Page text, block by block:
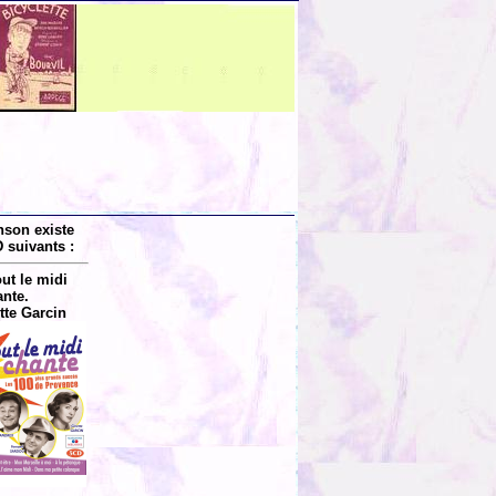
existe
suivants :
le midi
Garcin